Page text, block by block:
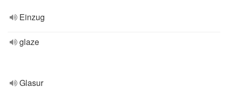
Einzug
glaze
Glasur